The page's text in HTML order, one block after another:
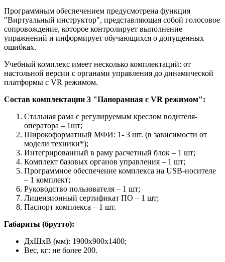
Программным обеспечением предусмотрена функция
"Виртуальный инструктор", представляющая собой голосовое
сопровождение, которое контролирует выполнение
упражнений и информирует обучающихся о допущенных
ошибках.
Учебный комплекс имеет несколько комплектаций: от
настольной версии с органами управления до динамической
платформы с VR режимом.
Состав комплектации 3 "Панорамная c VR режимом":
Стальная рама с регулируемым креслом водителя-
оператора – 1шт;
Широкоформатный МФИ: 1- 3 шт. (в зависимости от
модели техники*);
Интегрированный в раму расчетный блок – 1 шт;
Комплект базовых органов управления – 1 шт;
Программное обеспечение комплекса на USB-носителе
– 1 комплект;
Руководство пользователя – 1 шт;
Лицензионный сертификат ПО – 1 шт;
Паспорт комплекса – 1 шт.
Габариты (брутто):
ДхШхВ (мм): 1900x900x1400;
Вес, кг: не более 200.